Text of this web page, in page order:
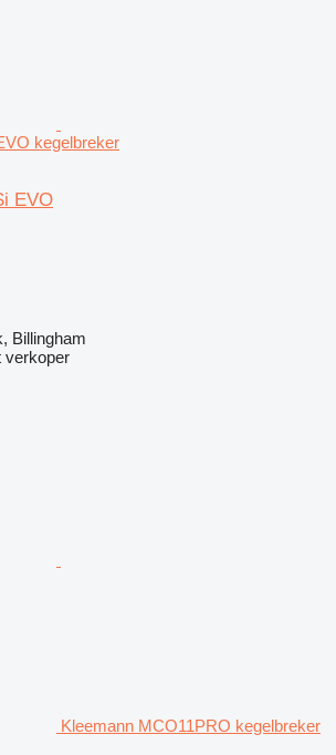
kegelbreker
EVO
Billingham
verkoper
Kleemann MCO11PRO kegelbreker